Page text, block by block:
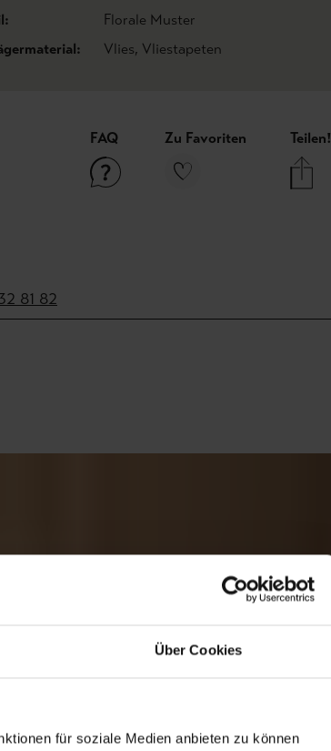
Über Cookies
für soziale Medien anbieten zu können
Florale Muster
Vlies, Vliestapeten
FAQ Zu Favoriten Teilen!
81 82